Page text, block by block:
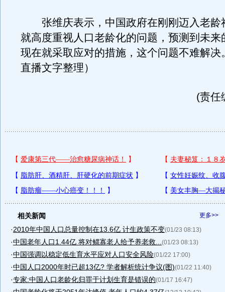
张维庆表示，中国政府在刚刚迈入老龄
就高度重视人口老龄化的问题，预测到未来
现在就采取应对的措施，这个问题不难解决
直播文字整理）
(责任
更多>>
相关新闻
·2010年中国人口总量控制在13.6亿 计生政策不变(01/23 08:13)
·中国老年人口1.44亿 将对鳏寡老人给予养老救... (01/23 08:13)
·中国强调以稳定低生育水平应对人口安全风险(01/22 17:00)
·中国人口2000年时已超13亿? 学者解析统计争议(图)(01/22 11:40)
·专家:中国人口老龄化归罪于计划生育是错误的(01/17 16:47)